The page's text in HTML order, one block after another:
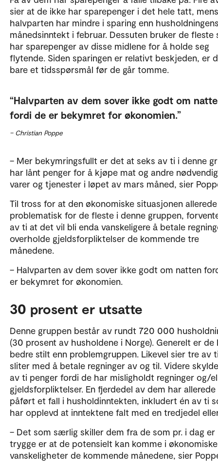
sier at de ikke har sparepenger i det hele tatt,
halvparten har mindre i sparing enn
månedsinntekt i februar. Dessuten bruker de fleste
har sparepenger av disse midlene for å holde seg
flytende. Siden sparingen er relativt beskjeden, er
bare et tidsspørsmål før de går tomme.
Halvparten av dem sover ikke godt om
fordi de er bekymret for økonomien.
– Christian Poppe
– Mer bekymringsfullt er det at seks av ti i denne
har lånt penger for å kjøpe mat og andre
varer og tjenester i løpet av mars måned, sier
Til tross for at den økonomiske situasjonen
problematisk for de fleste i denne gruppen,
av ti at det vil bli enda vanskeligere å betale
overholde gjeldsforpliktelser de kommende tre
månedene.
– Halvparten av dem sover ikke godt om natten
er bekymret for økonomien.
30 prosent er utsatte
Denne gruppen består av rundt 720 000
(30 prosent av husholdene i Norge). Generelt er de
bedre stilt enn problemgruppen. Likevel sier tre av
sliter med å betale regninger av og til. Videre
av ti penger fordi de har misligholdt regninger og/
gjeldsforpliktelser. En fjerdedel av dem har
påført et fall i husholdinntekten, inkludert én av ti
har opplevd at inntektene falt med en tredjedel
– Det som særlig skiller dem fra de som pr. i dag er
trygge er at de potensielt kan komme i økonomiske
vanskeligheter de kommende månedene, sier